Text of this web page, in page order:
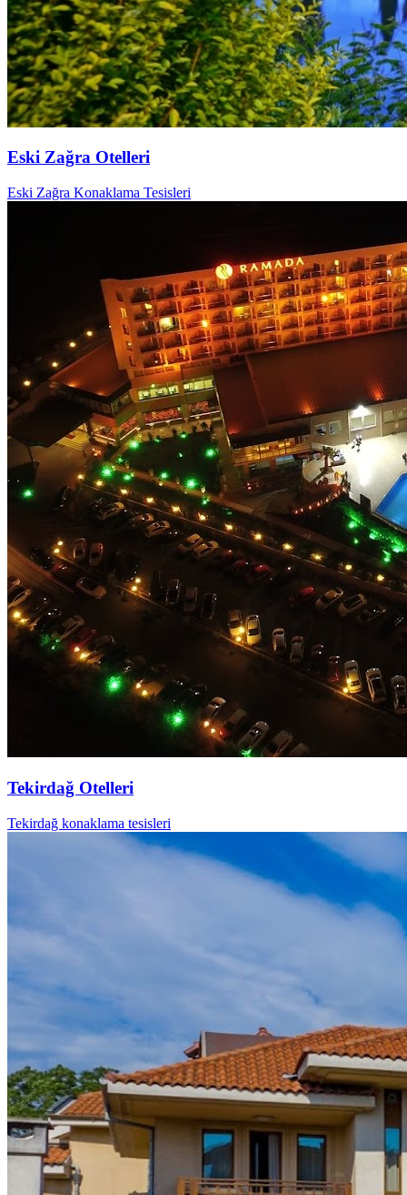
Eski Zağra Otelleri
Eski Zağra Konaklama Tesisleri
Tekirdağ Otelleri
Tekirdağ konaklama tesisleri